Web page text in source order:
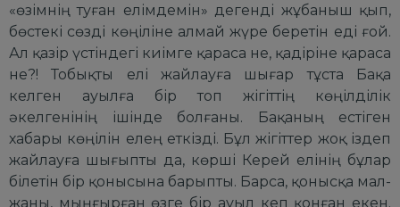
«өзімнің туған елімдемін» дегенді жұбаныш қып,
бөстекі сөзді көңіліне алмай жүре беретін еді ғой.
Ал қазір үстіндегі киімге қараса не, қадіріне қараса
не?! Тобықты елі жайлауға шығар тұста Бақа
келген ауылға бір топ жігіттің көңілділік
әкелгенінің ішінде болғаны. Бақаның естіген
хабары көңілін елең еткізді. Бұл жігіттер жоқ іздеп
жайлауға шығыпты да, көрші Керей елінің бұлар
білетін бір қонысына барыпты. Барса, қонысқа мал-
жаны, мыңғырған өзге бір ауыл кеп қонған екен.